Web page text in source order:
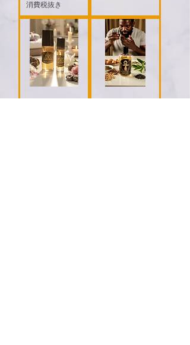
消費税抜き